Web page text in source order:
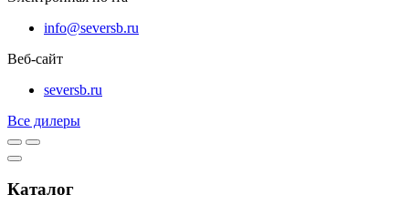
info@seversb.ru
Веб-сайт
seversb.ru
Все дилеры
Каталог